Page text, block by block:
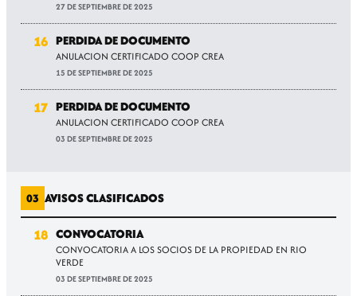
27 DE SEPTIEMBRE DE 2025
16 PERDIDA DE DOCUMENTO
ANULACION CERTIFICADO COOP CREA
15 DE SEPTIEMBRE DE 2025
17 PERDIDA DE DOCUMENTO
ANULACION CERTIFICADO COOP CREA
03 DE SEPTIEMBRE DE 2025
03 AVISOS CLASIFICADOS
18 CONVOCATORIA
CONVOCATORIA A LOS SOCIOS DE LA PROPIEDAD EN RIO
VERDE
03 DE SEPTIEMBRE DE 2025